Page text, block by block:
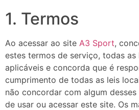
1. Termos
Ao acessar ao site A3 Sport,
estes termos de serviço, todas as
aplicáveis ​​e concorda que é
cumprimento de todas as leis
não concordar com algum
de usar ou acessar este site. Os